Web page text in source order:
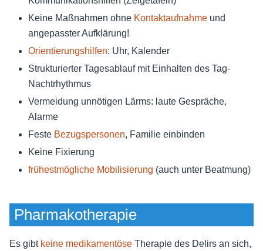
Keine Maßnahmen ohne Kontaktaufnahme und
angepasster Aufklärung!
Orientierungshilfen: Uhr, Kalender
Strukturierter Tagesablauf mit Einhalten des Tag-
Nachtrhythmus
Vermeidung unnötigen Lärms: laute Gespräche,
Alarme
Feste Bezugspersonen, Familie einbinden
Keine Fixierung
frühestmögliche Mobilisierung (auch unter Beatmung)
Pharmakotherapie
Es gibt keine medikamentöse Therapie des Delirs an sich,